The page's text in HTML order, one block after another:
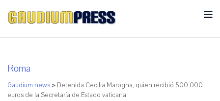
Roma
Gaudium news > Detenida Cecilia Marogna, quien recibió 500.000
euros de la Secretaría de Estado vaticana